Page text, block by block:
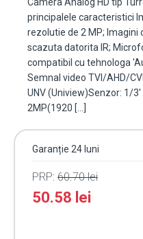
Camera Analog HD tip
principalele caracteristici
rezolutie de 2 MP; Imagini
scazuta datorita IR;
compatibil cu tehnologa
Semnal video TVI/AHD/
UNV (Uniview)Senzor: 1/
2MP(1920 […]
Garanție 24 luni
PRP: 60.70lei
50.58 lei